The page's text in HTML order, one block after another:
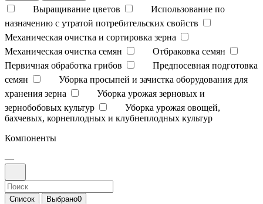
Выращивание цветов
Использование по
назначению с утратой потребительских свойств
Механическая очистка и сортировка зерна
Механическая очистка семян
Отбраковка семян
Первичная обработка грибов
Предпосевная подготовка
семян
Уборка просыпей и зачистка оборудования для
хранения зерна
Уборка урожая зерновых и
зернобобовых культур
Уборка урожая овощей,
бахчевых, корнеплодных и клубнеплодных культур
Компоненты
—
Список Выбрано0